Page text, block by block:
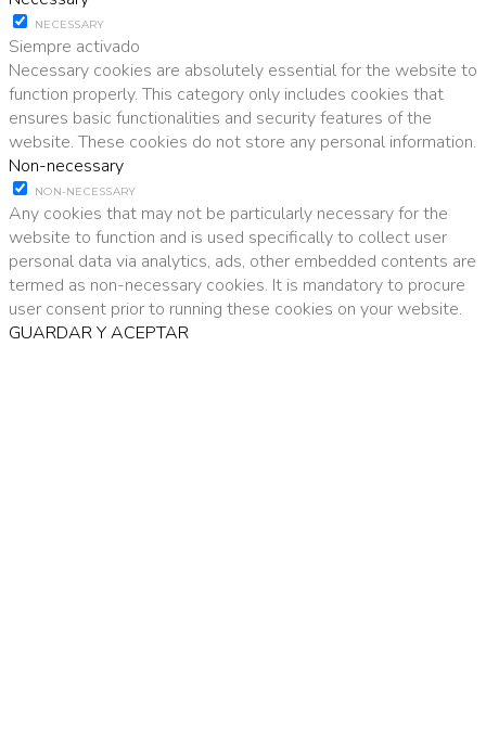
NECESSARY
Siempre activado
Necessary cookies are absolutely essential for the website to
function properly. This category only includes cookies that
ensures basic functionalities and security features of the
website. These cookies do not store any personal information.
Non-necessary
NON-NECESSARY
Any cookies that may not be particularly necessary for the
website to function and is used specifically to collect user
personal data via analytics, ads, other embedded contents are
termed as non-necessary cookies. It is mandatory to procure
user consent prior to running these cookies on your website.
GUARDAR Y ACEPTAR